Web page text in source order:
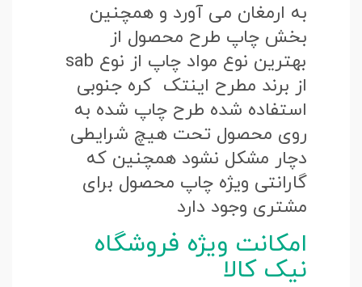
به ارمغان می آورد و همچنین
بخش چاپ طرح محصول از
بهترین نوع مواد چاپ از نوع sab
از برند مطرح اینتک کره جنوبی
استفاده شده طرح چاپ شده به
روی محصول تحت هیچ شرایطی
دچار مشکل نشود همچنین که
گارانتی ویژه چاپ محصول برای
مشتری وجود دارد
امکانت ویژه فروشگاه
نیک کالا